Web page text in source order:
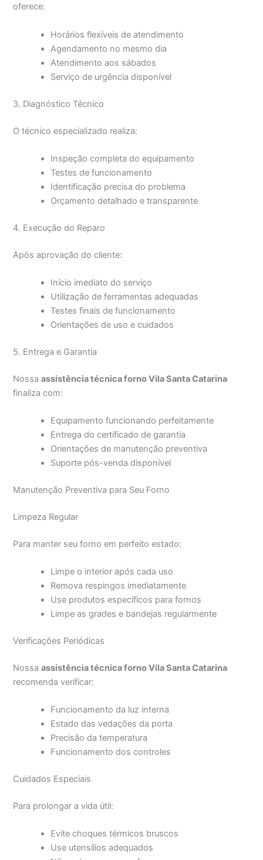
oferece:
Horários flexíveis de atendimento
Agendamento no mesmo dia
Atendimento aos sábados
Serviço de urgência disponível
3. Diagnóstico Técnico
O técnico especializado realiza:
Inspeção completa do equipamento
Testes de funcionamento
Identificação precisa do problema
Orçamento detalhado e transparente
4. Execução do Reparo
Após aprovação do cliente:
Início imediato do serviço
Utilização de ferramentas adequadas
Testes finais de funcionamento
Orientações de uso e cuidados
5. Entrega e Garantia
Nossaassistência técnica forno Vila Santa Catarina
finaliza com:
Equipamento funcionando perfeitamente
Entrega do certificado de garantia
Orientações de manutenção preventiva
Suporte pós-venda disponível
Manutenção Preventiva para Seu Forno
Limpeza Regular
Para manter seu forno em perfeito estado:
Limpe o interior após cada uso
Remova respingos imediatamente
Use produtos específicos para fornos
Limpe as grades e bandejas regularmente
Verificações Periódicas
Nossaassistência técnica forno Vila Santa Catarina
recomenda verificar:
Funcionamento da luz interna
Estado das vedações da porta
Precisão da temperatura
Funcionamento dos controles
Cuidados Especiais
Para prolongar a vida útil:
Evite choques térmicos bruscos
Use utensílios adequados